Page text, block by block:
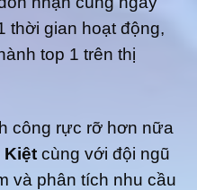
thời gian hoạt động,
top 1 trên thị
công rực rỡ hơn nữa
Kiệt cùng với đội ngũ
và phân tích nhu cầu